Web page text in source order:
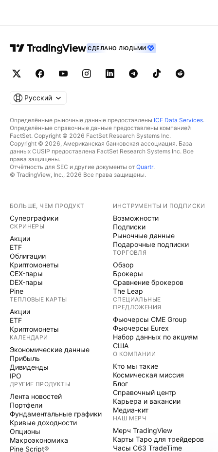
СДЕЛАНО ЛЮДЬМИ
Русский
Определённые рыночные данные предоставлены ICE Data Services.
Определённые справочные данные предоставлены компанией
FactSet. Copyright © 2026 FactSet Research Systems Inc.
Copyright © 2026, Американская банковская ассоциация. База
данных CUSIP предоставлена FactSet Research Systems Inc. Все
права защищены.
Отчётность для SEC и другие документы от Quartr.
© TradingView, Inc., 2026 Все права защищены.
БОЛЬШЕ, ЧЕМ ПРОДУКТ
Суперграфики
СКРИНЕРЫ
Акции
ETF
Облигации
Криптомонеты
CEX-пары
DEX-пары
Pine
ТЕПЛОВЫЕ КАРТЫ
Акции
ETF
Криптомонеты
КАЛЕНДАРИ
Экономические данные
Прибыль
Дивиденды
IPO
ДРУГИЕ ПРОДУКТЫ
Лента новостей
Портфели
Фундаментальные графики
Кривые доходности
Опционы
Макроэкономика
Pine Script®
ИНСТРУМЕНТЫ И ПОДПИСКИ
Возможности
Подписки
Рыночные данные
Подарочные подписки
ТОРГОВЛЯ
Обзор
Брокеры
Сравнение брокеров
The Leap
СПЕЦИАЛЬНЫЕ
ПРЕДЛОЖЕНИЯ
Фьючерсы CME Group
Фьючерсы Eurex
Набор данных по акциям
США
О КОМПАНИИ
Кто мы такие
Космическая миссия
Блог
Справочный центр
Карьера и вакансии
Медиа-кит
НАШ МЕРЧ
Мерч TradingView
Карты Таро для трейдеров
Часы C63 TradeTime